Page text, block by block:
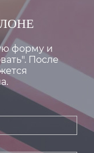
форму и
После